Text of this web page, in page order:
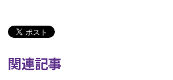
関連記事